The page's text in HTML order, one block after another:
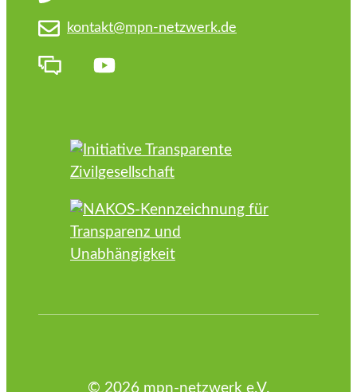
kontakt@mpn-netzwerk.de
© 2026 mpn-netzwerk e.V.